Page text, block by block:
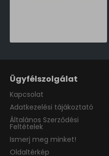
Ügyfélszolgálat
Kapcsolat
Adatkezelési tájákoztató
Általános Szerződési
Feltételek
Ismerj meg minket!
Oldaltérkép